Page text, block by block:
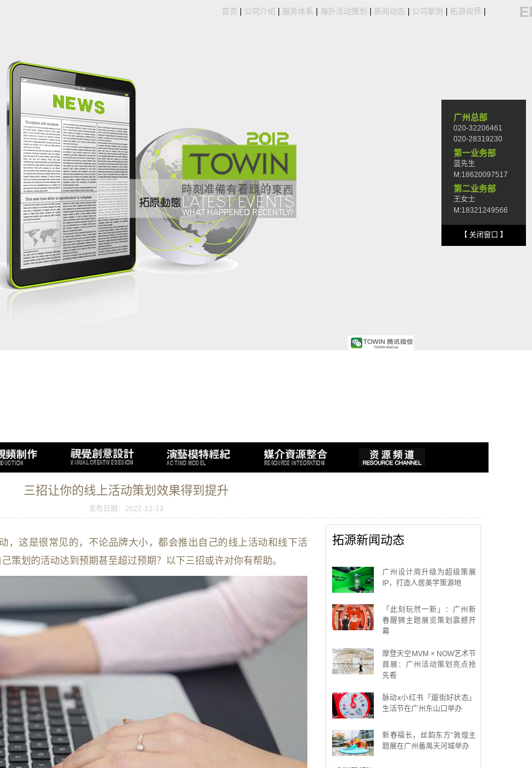
首页 公司介绍 服务体系 海外活动策划 新闻动态 公司案例 拓源视界
三招让你的线上活动策划效果得到提升
发布日期：2022-12-13
，这是很常见的，不论品牌大小，都会推出自己的线上活动和线下活
策划的活动达到预期甚至超过预期？以下三招或许对你有帮助。
拓源新闻动态
广州设计周升级为超级策展
IP，打造人居美学策源地
「此刻玩然一新」：广州新
春醒狮主题展览策划震撼开
幕
摩登天空MVM × NOW艺术节
首展：广州活动策划亮点抢
先看
脉动x小红书「遛街好状态」
生活节在广州东山口举办
新春福长，丝韵东方”敦煌主
题展在广州番禺天河城举办
广州总部
020-32206461
020-28319230
第一业务部
蓝先生
M:18620097517
第二业务部
王女士
M:18321249566
【 关闭窗口 】